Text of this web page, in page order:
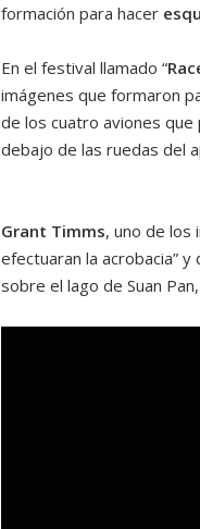
formación para hacer
En el festival llamado “
imágenes que formaron
de los cuatro aviones que
debajo de las ruedas del
Grant Timms, uno de los
efectuaran la acrobacia”
sobre el lago de Suan